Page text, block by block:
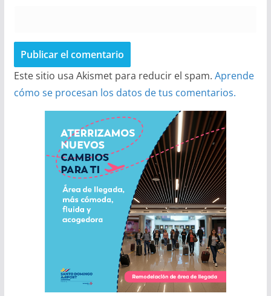
Este sitio usa Akismet para reducir el spam. Aprende
cómo se procesan los datos de tus comentarios.